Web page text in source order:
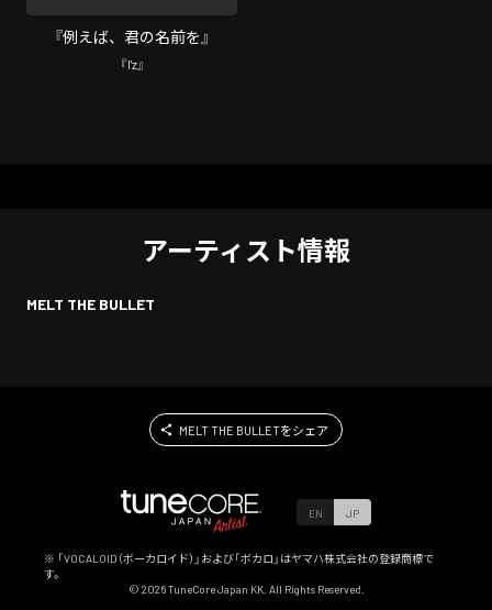
『例えば、君の名前を』
『I'z』
アーティスト情報
MELT THE BULLET
MELT THE BULLETをシェア
EN JP
※ 「VOCALOID（ボーカロイド）」および「ボカロ」はヤマハ株式会社の登録商標で
す。
© 2026TuneCore Japan KK. All Rights Reserved.